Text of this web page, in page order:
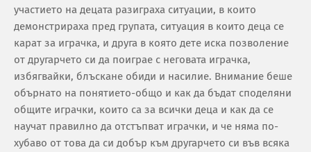
участието на децата разиграха ситуации, в които
демонстрираха пред групата, ситуация в които деца се
карат за играчка, и друга в която дете иска позволение
от другарчето си да поиграе с неговата играчка,
избягвайки, блъскане обиди и насилие. Внимание беше
обърнато на понятието-общо и как да бъдат споделяни
общите играчки, които са за всички деца и как да се
научат правилно да отстъпват играчки, и че няма по-
хубаво от това да си добър към другарчето си във всяка